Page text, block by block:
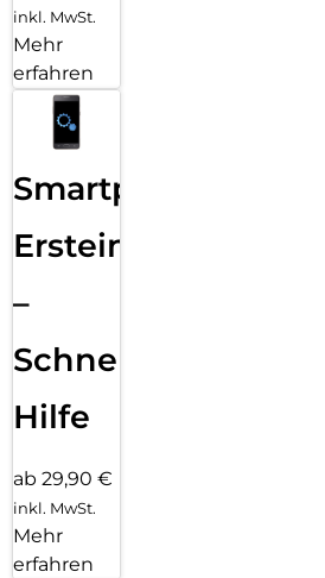
inkl. MwSt.
Mehr
erfahren
Smartphone
Ersteinrichtung
–
Schnelle
Hilfe
ab 29,90 €
inkl. MwSt.
Mehr
erfahren